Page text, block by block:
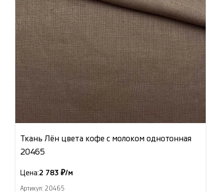
Ткань Лён цвета кофе с молоком однотонная
20465
Цена:2 783 ₽/м
Артикул: 20465